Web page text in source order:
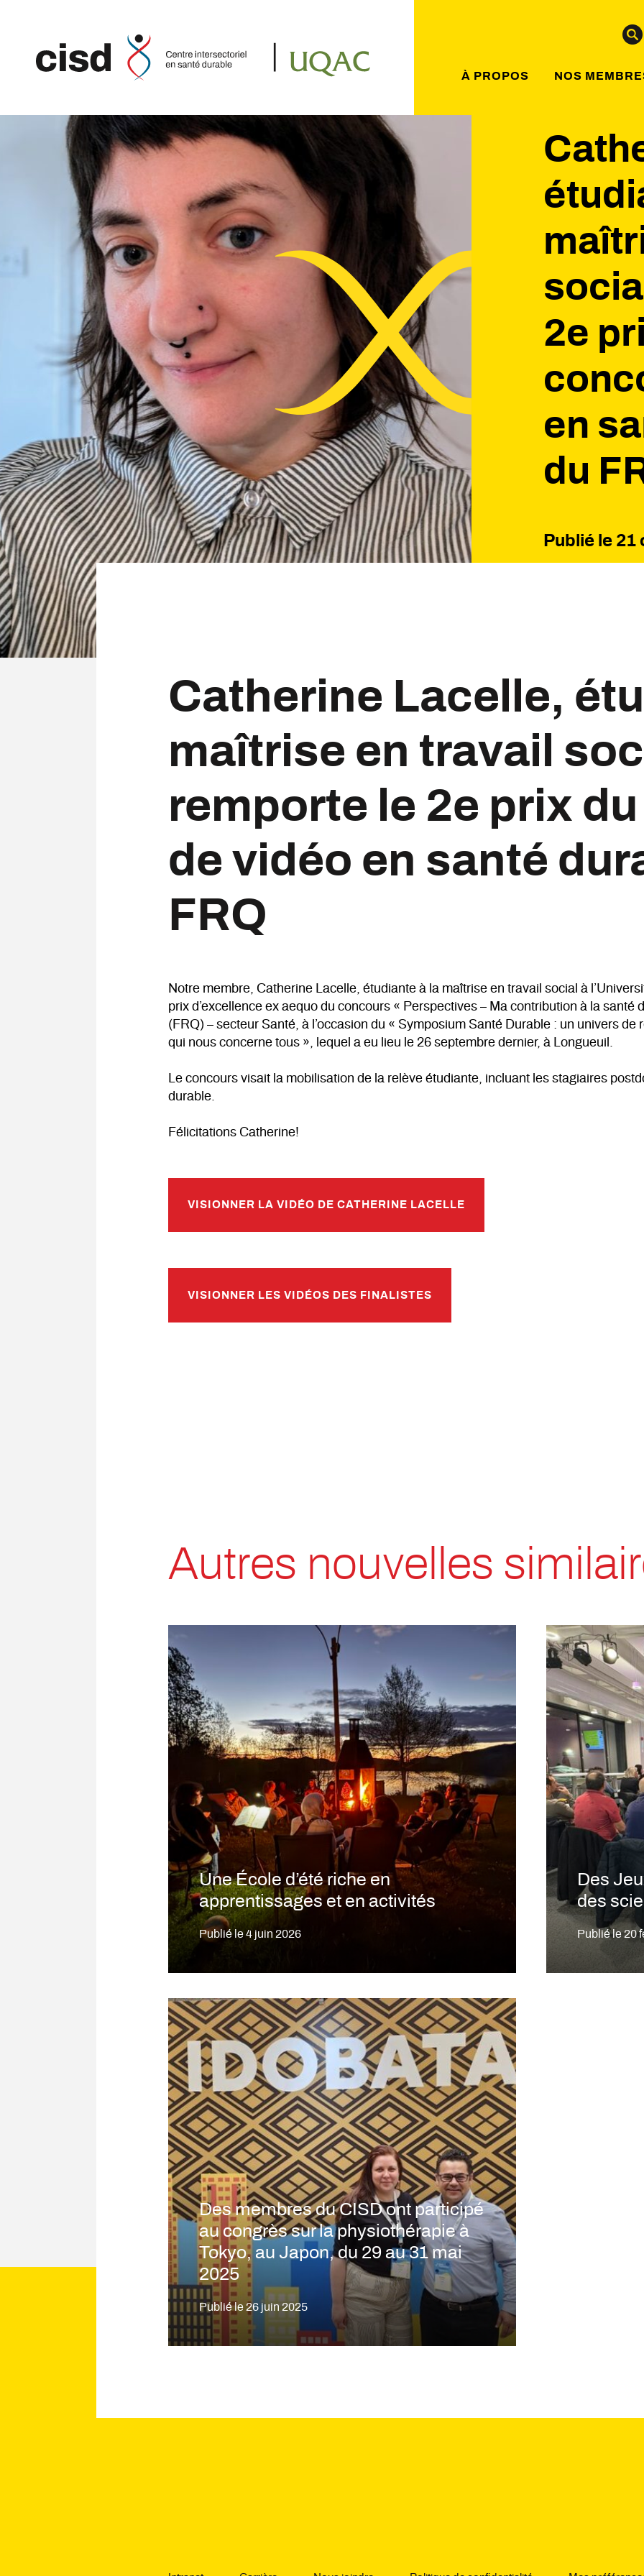
À PROPOS NOS
2e
en
du
Publié le 21
Catherine Lacelle,
maîtrise en travail
remporte le 2e prix
de vidéo en santé
FRQ
Notre membre, Catherine Lacelle, étudiante à la maîtrise en travail social à
prix d’excellence ex aequo du concours « Perspectives – Ma contribution à la
(FRQ) – secteur Santé, à l’occasion du « Symposium Santé Durable : un univers
qui nous concerne tous », lequel a eu lieu le 26 septembre dernier, à Longueuil.
Le concours visait la mobilisation de la relève étudiante, incluant les stagiaires
durable.
Félicitations Catherine!
VISIONNER LA VIDÉO DE CATHERINE LACELLE
VISIONNER LES VIDÉOS DES FINALISTES
Autres nouvelles
Une École d’été riche en
apprentissages et en activités
Publié le4 juin 2026
Des
des
Publié le20
Des membres du CISD ont participé
au congrès sur la physiothérapie à
Tokyo, au Japon, du 29 au 31 mai
2025
Publié le26 juin 2025